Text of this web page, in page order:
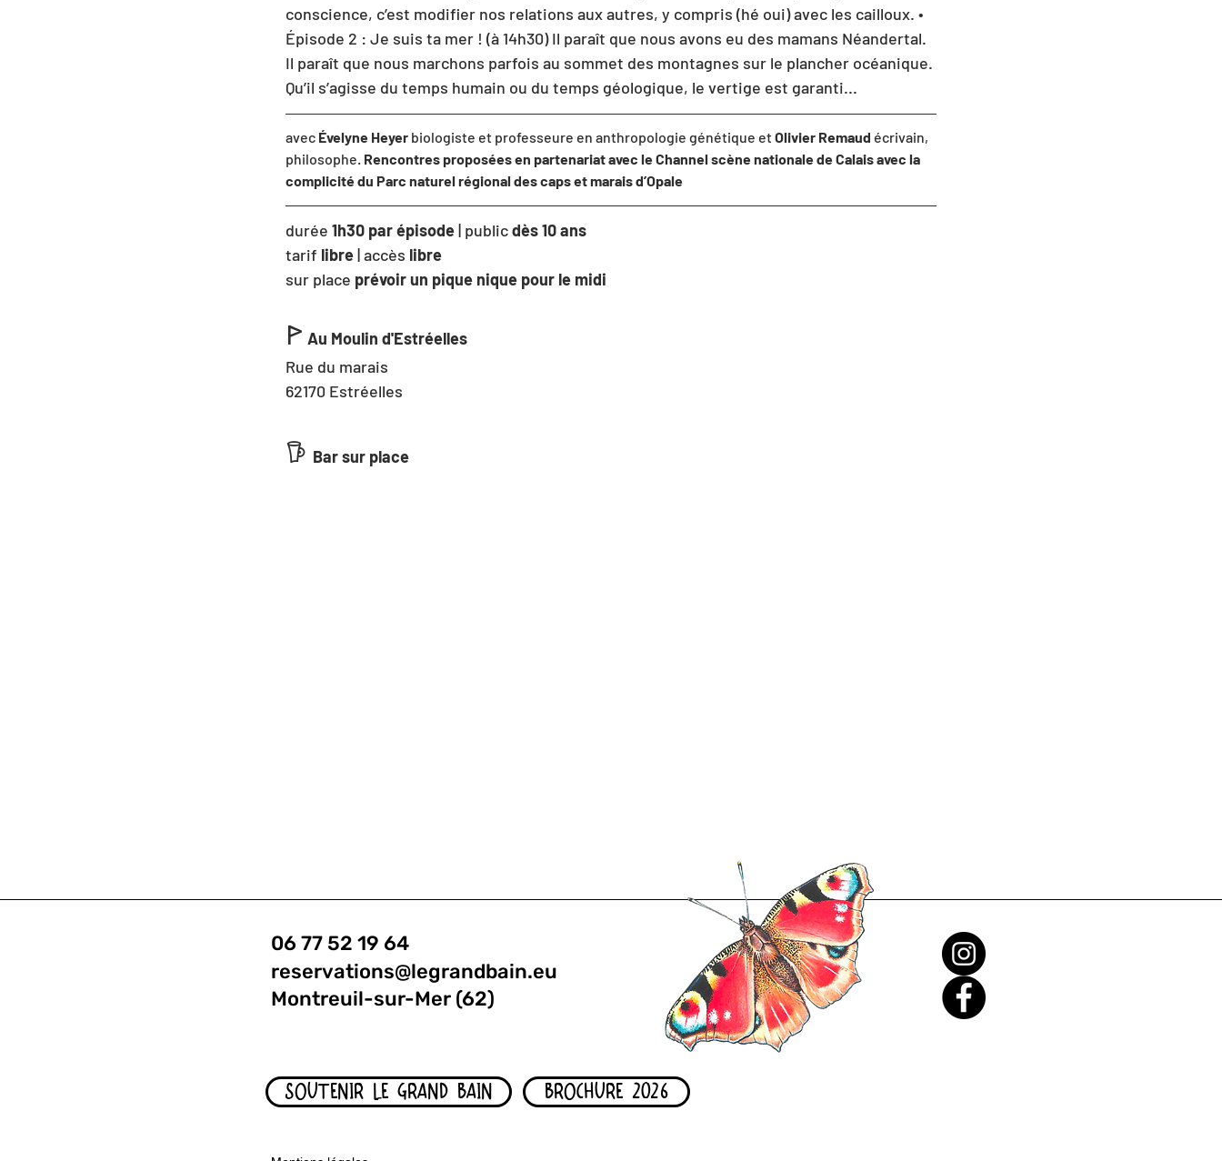
conscience, c’est modifier nos relations aux autres, y compris (hé oui) avec les cailloux. •
Épisode 2 : Je suis ta mer ! (à 14h30) Il paraît que nous avons eu des mamans Néandertal.
Il paraît que nous marchons parfois au sommet des montagnes sur le plancher océanique.
Qu’il s’agisse du temps humain ou du temps géologique, le vertige est garanti...
avec Évelyne Heyer biologiste et professeure en anthropologie génétique et Olivier Remaud écrivain,
philosophe. Rencontres proposées en partenariat avec le Channel scène nationale de Calais avec la
complicité du Parc naturel régional des caps et marais d’Opale
durée 1h30 par épisode | public dès 10 ans
tarif libre |accès libre
sur place prévoir un pique nique pour le midi
ꚰ Au Moulin d'Estréelles
Rue du marais
62170 Estréelles
𖠚 Bar sur place
06 77 52 19 64
reservations@legrandbain.eu
Montreuil-sur-Mer (62)
SOUTENIR LE GRAND BAIN BROCHURE 2026